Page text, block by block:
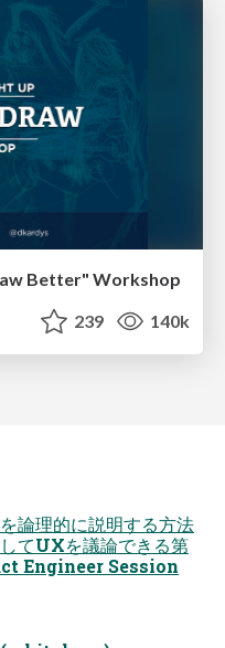
Better" Workshop
239 140k
論理的に説明する⽅法
てUXを議論できる第
Engineer Session